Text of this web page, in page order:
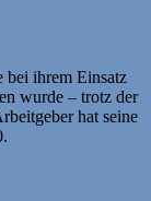
bei ihrem Einsatz
wurde – trotz der
hat seine